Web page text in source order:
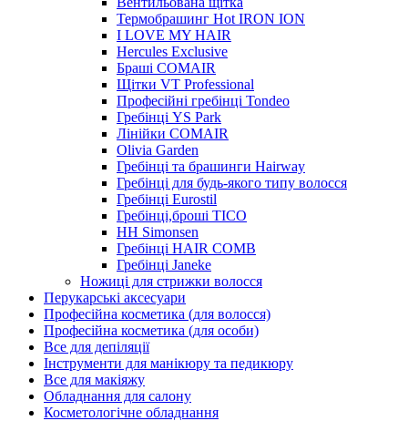
Термобрашинг Hot IRON ION
I LOVE MY HAIR
Hercules Exclusive
Браші COMAIR
Щітки VT Professional
Професійні гребінці Tondeo
Гребінці YS Park
Лінійки COMAIR
Olivia Garden
Гребінці та брашинги Hairway
Гребінці для будь-якого типу волосся
Гребінці Eurostil
Гребінці,броші TICO
HH Simonsen
Гребінці HAIR COMB
Гребінці Janeke
Ножиці для стрижки волосся
Перукарські аксесуари
Професійна косметика (для волосся)
Професійна косметика (для особи)
Все для депіляції
Інструменти для манікюру та педикюру
Все для макіяжу
Обладнання для салону
Косметологічне обладнання